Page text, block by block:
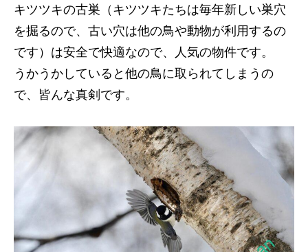
キツツキの古巣（キツツキたちは毎年新しい巣穴
を掘るので、古い穴は他の鳥や動物が利用するの
です）は安全で快適なので、人気の物件です。
うかうかしていると他の鳥に取られてしまうの
で、皆んな真剣です。